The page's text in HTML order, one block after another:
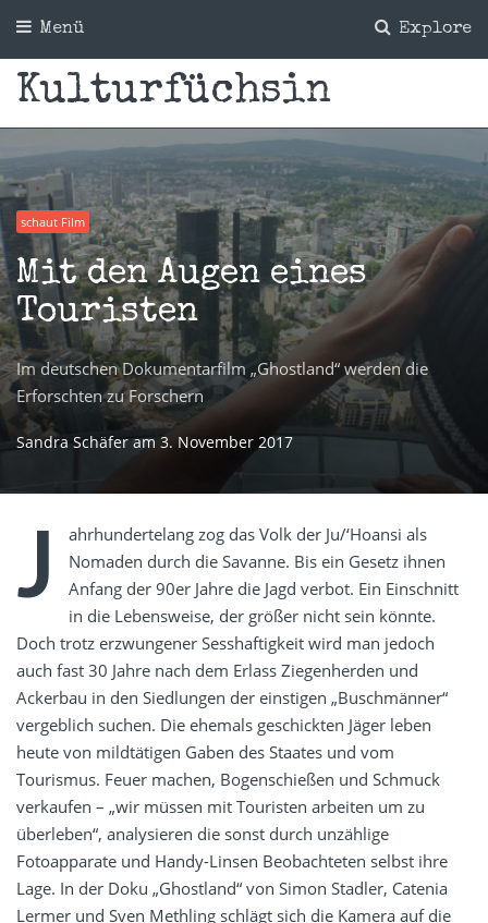
Explore
Menü
Kulturfüchsin
schaut Film
Mit den Augen eines
Touristen
Im deutschen Dokumentarfilm „Ghostland“ werden die
Erforschten zu Forschern
Sandra Schäferam 3. November 2017
J
ahrhundertelang zog das Volk der Ju/‘Hoansi als
Nomaden durch die Savanne. Bis ein Gesetz ihnen
Anfang der 90er Jahre die Jagd verbot. Ein Einschnitt
in die Lebensweise, der größer nicht sein könnte.
Doch trotz erzwungener Sesshaftigkeit wird man jedoch
auch fast 30 Jahre nach dem Erlass Ziegenherden und
Ackerbau in den Siedlungen der einstigen „Buschmänner“
vergeblich suchen. Die ehemals geschickten Jäger leben
heute von mildtätigen Gaben des Staates und vom
Tourismus. Feuer machen, Bogenschießen und Schmuck
verkaufen – „wir müssen mit Touristen arbeiten um zu
überleben“, analysieren die sonst durch unzählige
Fotoapparate und Handy-Linsen Beobachteten selbst ihre
Lage. In der Doku „Ghostland“ von Simon Stadler, Catenia
Lermer und Sven Methling schlägt sich die Kamera auf die